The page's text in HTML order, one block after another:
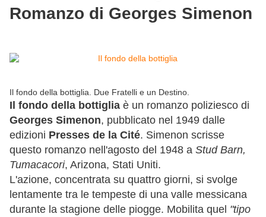
Romanzo di Georges Simenon
Il fondo della bottiglia. Due Fratelli e un Destino.
Il fondo della bottiglia è un romanzo poliziesco di
Georges Simenon, pubblicato nel 1949 dalle
edizioni Presses de la Cité. Simenon scrisse
questo romanzo nell'agosto del 1948 a Stud Barn,
Tumacacori, Arizona, Stati Uniti.
L'azione, concentrata su quattro giorni, si svolge
lentamente tra le tempeste di una valle messicana
durante la stagione delle piogge. Mobilita quel "tipo